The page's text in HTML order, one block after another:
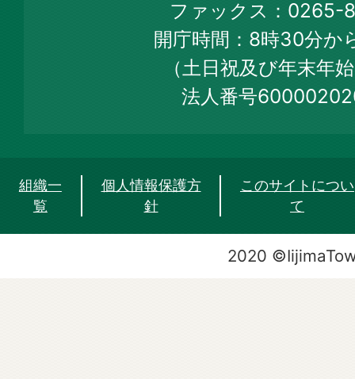
Site
ファックス：0265-
開庁時間：8時30分か
（土日祝及び年末年
法人番号
組織一
覧
個人情報保護方
針
このサイトについ
て
2020